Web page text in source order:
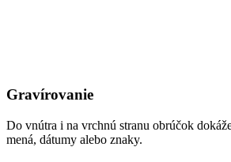
Gravírovanie
Do vnútra i na vrchnú stranu obrúčok
mená, dátumy alebo znaky.